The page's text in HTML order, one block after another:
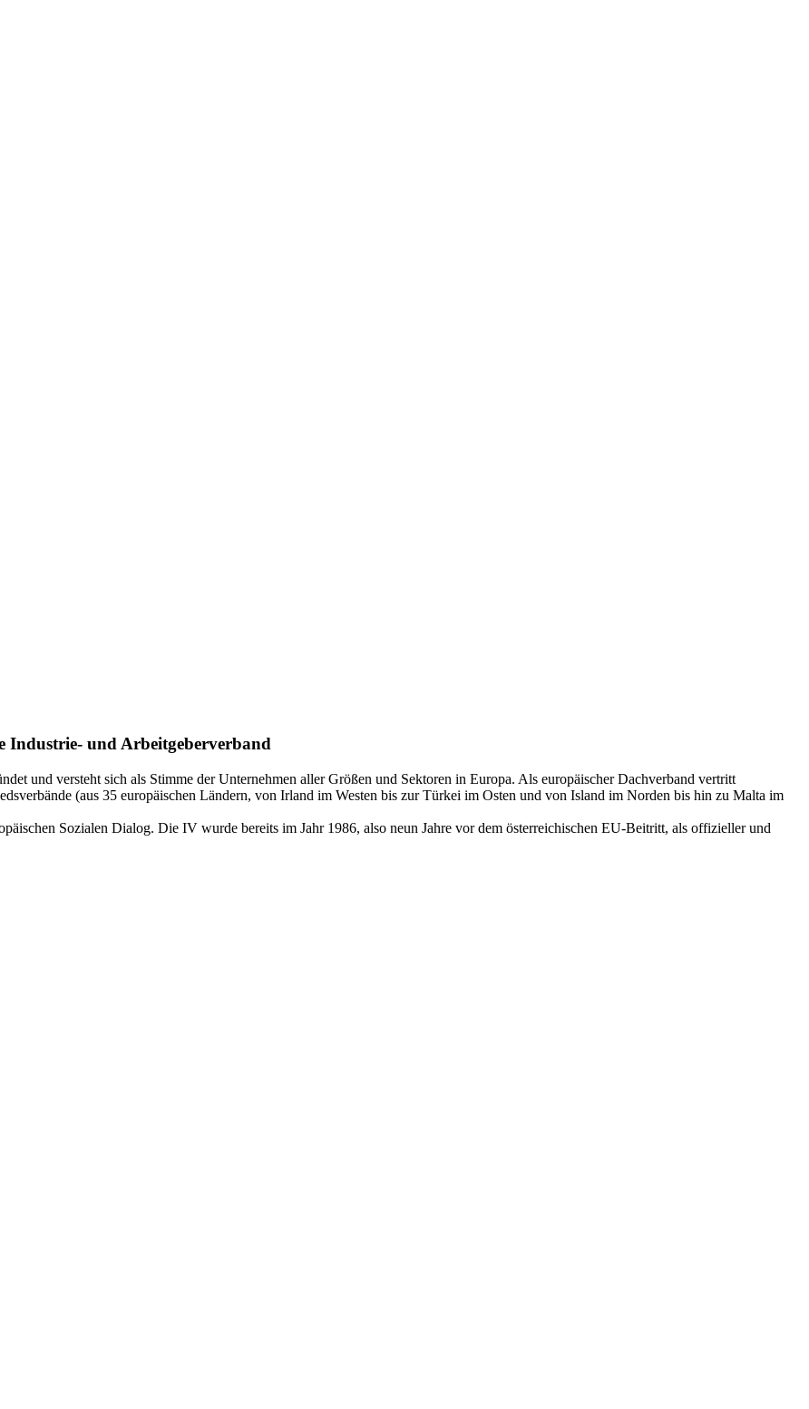
Industrie- und Arbeitgeberverband
und versteht sich als Stimme der Unternehmen aller Größen und Sektoren in Europa. Als europäischer Dachverband vertritt
(aus 35 europäischen Ländern, von Irland im Westen bis zur Türkei im Osten und von Island im Norden bis hin zu Malta im
Sozialen Dialog. Die IV wurde bereits im Jahr 1986, also neun Jahre vor dem österreichischen EU-Beitritt, als offizieller und